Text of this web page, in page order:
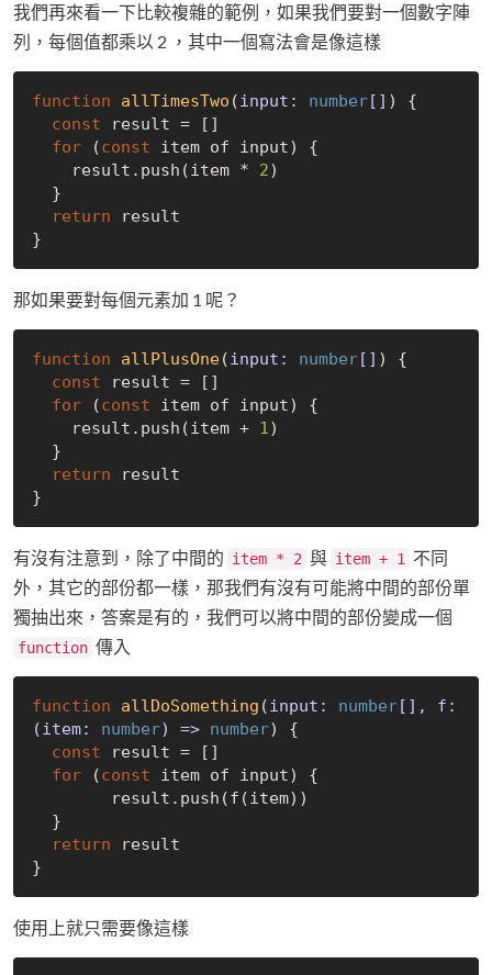
我們再來看一下比較複雜的範例，如果我們要對一個數字陣
列，每個值都乘以 2 ，其中一個寫法會是像這樣
function allTimesTwo (input: number[] ) {
const result = []
for (const item of input) {
    result.push(item *
2)
return result
那如果要對每個元素加 1 呢？
function allPlusOne(input: number[] ) {
const result = []
for (const item of input) {
    result.push(item +
1)
return result
有沒有注意到，除了中間的 item * 2 與 item + 1 不同
外，其它的部份都一樣，那我們有沒有可能將中間的部份單
獨抽出來，答案是有的，我們可以將中間的部份變成一個
function 傳入
function allDoSomething (input: number[], f:
(item: number) => number) {
const result = []
for (const item of input) {
return result
使用上就只需要像這樣